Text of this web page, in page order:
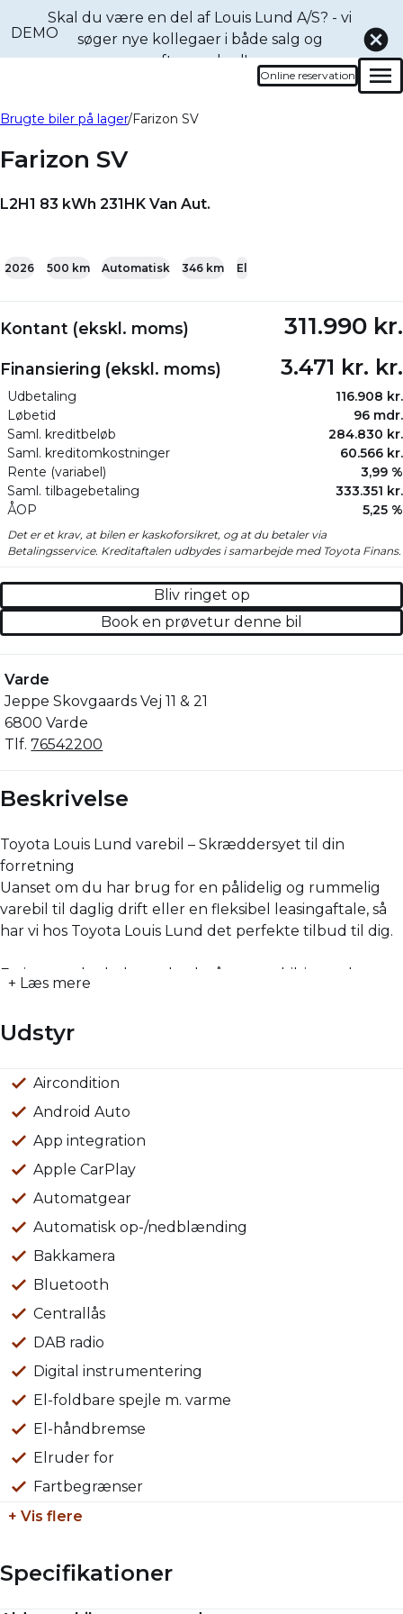
Skal du være en del af Louis Lund A/S? - vi
søger nye kollegaer i både salg og
eftermarked!
Online reservation
Bliv ringet op
Brugte biler på lager Farizon SV
Farizon SV
L2H1 83 kWh 231HK Van Aut.
DEMO
2026 500 km Automatisk 346 km El
Kontant (ekskl. moms) 311.990 kr.
Finansiering (ekskl. moms) 3.471 kr. kr.
Udbetaling
116.908 kr.
Løbetid
96 mdr.
Saml. kreditbeløb
284.830 kr.
Saml. kreditomkostninger
60.566 kr.
Rente (variabel)
3,99 %
Saml. tilbagebetaling
333.351 kr.
ÅOP
5,25 %
Det er et krav, at bilen er kaskoforsikret, og at du betaler via
Betalingsservice. Kreditaftalen udbydes i samarbejde med Toyota Finans.
Bliv ringet op
Book en prøvetur denne bil
Varde
Jeppe Skovgaards Vej 11 & 21
6800 Varde
Tlf.76542200
Beskrivelse
Toyota Louis Lund varebil – Skræddersyet til din
forretning
Uanset om du har brug for en pålidelig og rummelig
varebil til daglig drift eller en fleksibel leasingaftale, så
har vi hos Toyota Louis Lund det perfekte tilbud til dig.
Farizon er det helt nye bud, på en varebil, i ren el, og
som er fyldt med udstyr.
Kontakt vores dedikerede erhvervskonsulenter:
Erhvervskonsulent
Tlf: 76881188 / 30559550
Mail: af@louislund-erhverv.dk
Tommy Møller
Erhvervskonsulent
Tlf: 40682221
Kontakt os i dag og få en uforpligtende snak om,
hvordan vi kan hjælpe dig med at optimere din
forretning med en Farizon varebil!
+ Læs mere
Udstyr
Aircondition
Android Auto
App integration
Apple CarPlay
Automatgear
Automatisk op-/nedblænding
Bakkamera
Bluetooth
Centrallås
DAB radio
Digital instrumentering
El-foldbare spejle m. varme
El-håndbremse
Elruder for
Fartbegrænser
Fartpilot adaptiv
Fjernbetjent centrallås
Håndfri telefon
Infocenter
Kørecomputer
Multifunktionsrat
Musikstreaming via bluetooth
Navigation
Nøglefri døre
Regnsensor
Sædekøling
Sædevarme for
Udvendig temperaturmåler
Adaptive forlygter
Anhængertræk
Kopholder
Multijusterbart rat
ABS
Airbag
Antispin
Auto hold
Blindvinkelassistent
Dæktrykssensor
Fører-airbag
Selealarm
Vejbaneassistent
Må trække 2.000kg
Nøglefri betjening
+ Vis flere
Specifikationer